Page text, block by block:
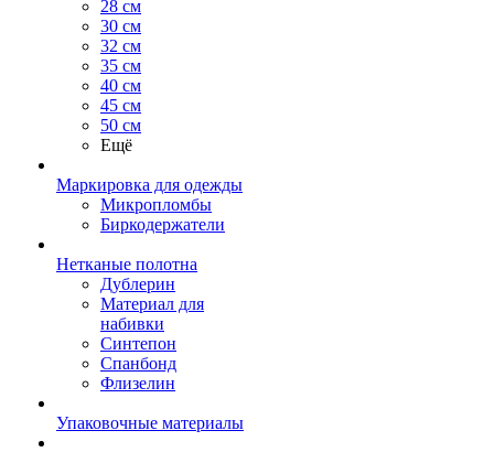
28 см
30 см
32 см
35 см
40 см
45 см
50 см
Ещё
Маркировка для одежды
Микропломбы
Биркодержатели
Нетканые полотна
Дублерин
Материал для
набивки
Синтепон
Спанбонд
Флизелин
Упаковочные материалы